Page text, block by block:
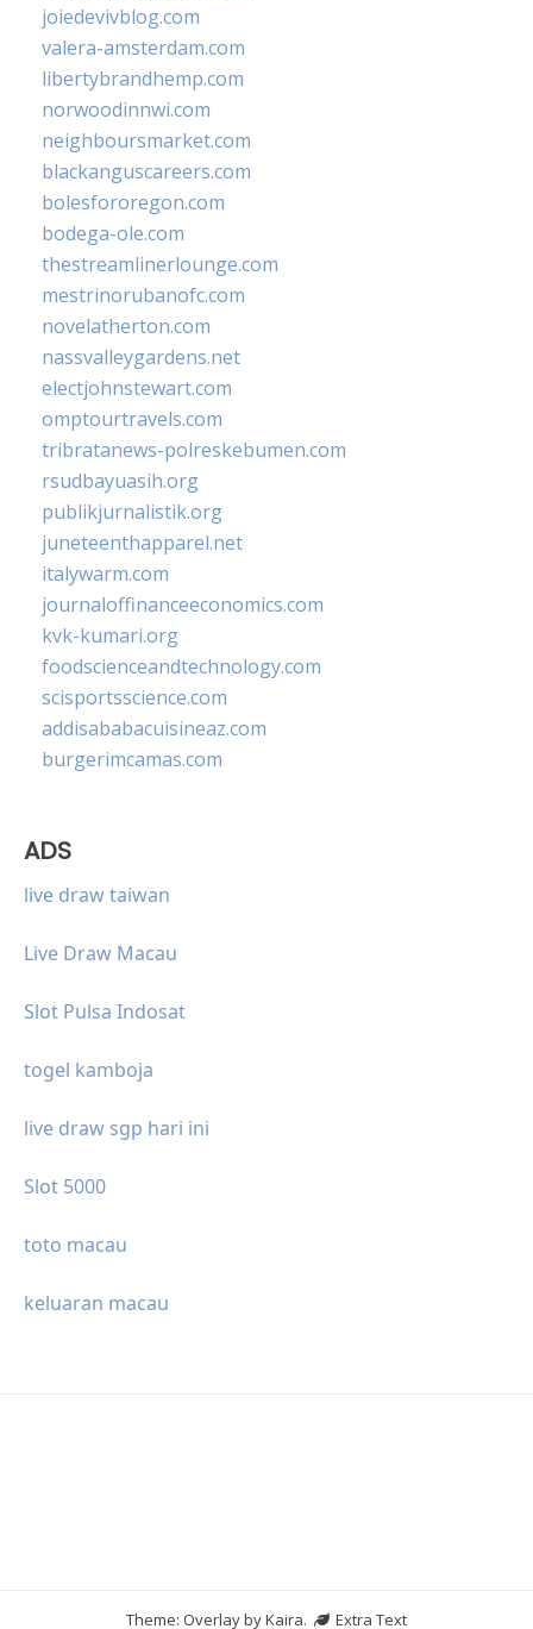
joiedevivblog.com
valera-amsterdam.com
libertybrandhemp.com
norwoodinnwi.com
neighboursmarket.com
blackanguscareers.com
bolesfororegon.com
bodega-ole.com
thestreamlinerlounge.com
mestrinorubanofc.com
novelatherton.com
nassvalleygardens.net
electjohnstewart.com
omptourtravels.com
tribratanews-polreskebumen.com
rsudbayuasih.org
publikjurnalistik.org
juneteenthapparel.net
italywarm.com
journaloffinanceeconomics.com
kvk-kumari.org
foodscienceandtechnology.com
scisportsscience.com
addisababacuisineaz.com
burgerimcamas.com
ADS
live draw taiwan
Live Draw Macau
Slot Pulsa Indosat
togel kamboja
live draw sgp hari ini
Slot 5000
toto macau
keluaran macau
Theme: Overlay byKaira. Extra Text